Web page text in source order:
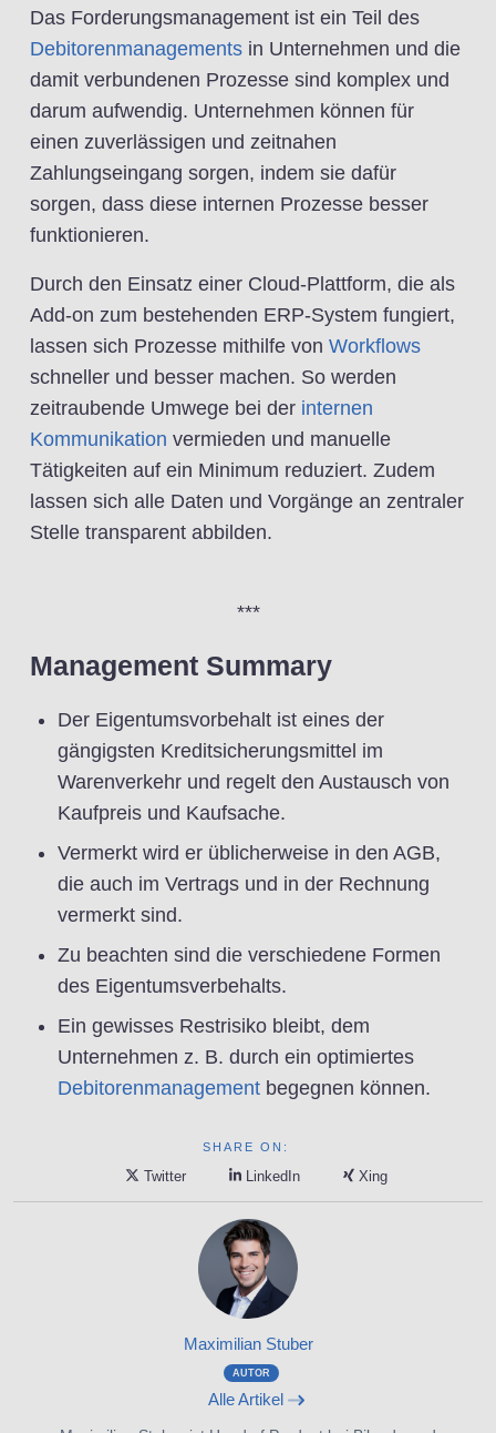
Das Forderungsmanagement ist ein Teil des
Debitorenmanagements in Unternehmen und die
damit verbundenen Prozesse sind komplex und
darum aufwendig. Unternehmen können für
einen zuverlässigen und zeitnahen
Zahlungseingang sorgen, indem sie dafür
sorgen, dass diese internen Prozesse besser
funktionieren.
Durch den Einsatz einer Cloud-Plattform, die als
Add-on zum bestehenden ERP-System fungiert,
lassen sich Prozesse mithilfe von Workflows
schneller und besser machen. So werden
zeitraubende Umwege bei der internen
Kommunikation vermieden und manuelle
Tätigkeiten auf ein Minimum reduziert. Zudem
lassen sich alle Daten und Vorgänge an zentraler
Stelle transparent abbilden.
***
Management Summary
Der Eigentumsvorbehalt ist eines der
gängigsten Kreditsicherungsmittel im
Warenverkehr und regelt den Austausch von
Kaufpreis und Kaufsache.
Vermerkt wird er üblicherweise in den AGB,
die auch im Vertrags und in der Rechnung
vermerkt sind.
Zu beachten sind die verschiedene Formen
des Eigentumsverbehalts.
Ein gewisses Restrisiko bleibt, dem
Unternehmen z. B. durch ein optimiertes
Debitorenmanagement begegnen können.
SHARE ON:
Twitter LinkedIn Xing
Maximilian Stuber
AUTOR
Alle Artikel